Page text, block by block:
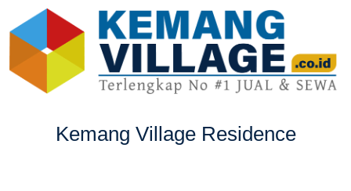
Kemang Village Residence